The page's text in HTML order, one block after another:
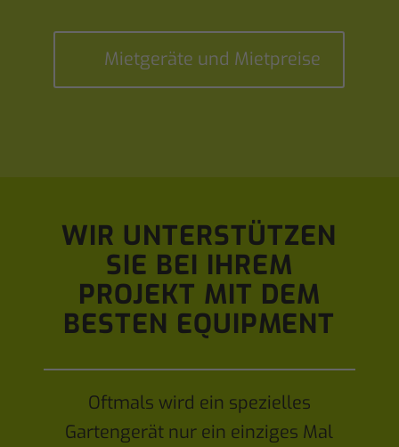
Mietgeräte und Mietpreise
WIR UNTERSTÜTZEN
SIE BEI IHREM
PROJEKT MIT DEM
BESTEN EQUIPMENT
Oftmals wird ein spezielles
Gartengerät nur ein einziges Mal